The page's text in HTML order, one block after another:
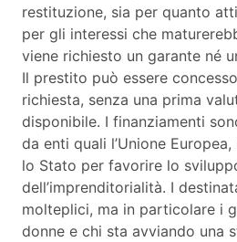
restituzione, sia per quanto
per gli interessi che
viene richiesto un garante né
Il prestito può essere
richiesta, senza una prima
disponibile. I finanziamenti
da enti quali l’Unione
lo Stato per favorire lo
dell’imprenditorialità. I
molteplici, ma in particolare i
donne e chi sta avviando una